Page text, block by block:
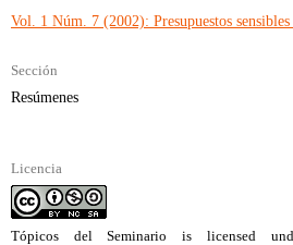
Vol. 1 Núm. 7 (2002): Presupuestos
Sección
Resúmenes
Licencia
Tópicos del Seminario is licensed